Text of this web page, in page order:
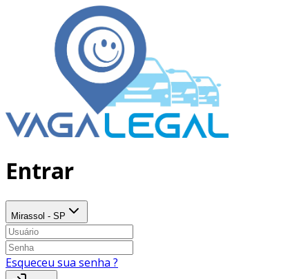
Entrar
Mirassol - SP
Esqueceu sua senha ?